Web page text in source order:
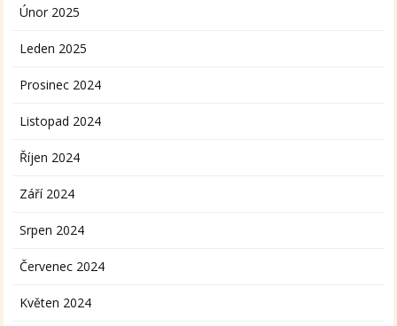
Únor 2025
Leden 2025
Prosinec 2024
Listopad 2024
Říjen 2024
Září 2024
Srpen 2024
Červenec 2024
Květen 2024